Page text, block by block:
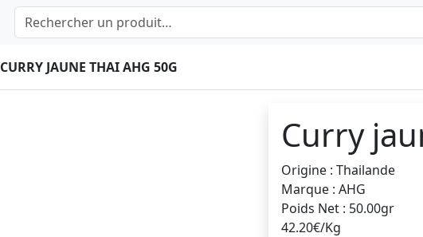
CURRY JAUNE THAI AHG 50G
Curry
Origine : Thailande
Marque : AHG
Poids Net : 50.00gr
42.20€/Kg